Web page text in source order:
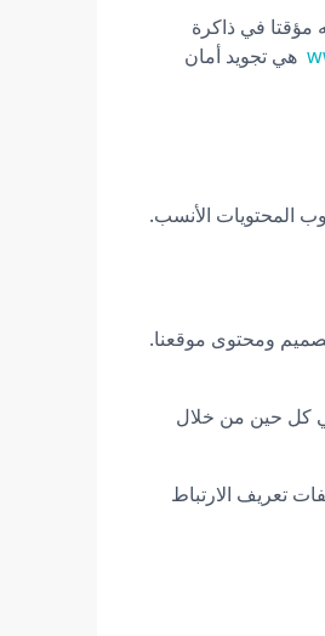
مؤقتا في ذاكرة
هي تجويد أمان
المحتويات الأنسب.
تصميم ومحتوى موقعنا.
كل حين من خلال
تعريف الارتباط